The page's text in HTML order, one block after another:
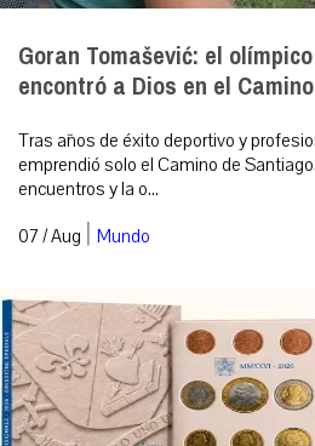
Goran Tomašević: el
encontró a Dios en el
Tras años de éxito deportivo y
emprendió solo el Camino de
encuentros y la o...
07 / Aug | Mundo